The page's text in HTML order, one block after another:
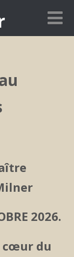
2026.
cœur du